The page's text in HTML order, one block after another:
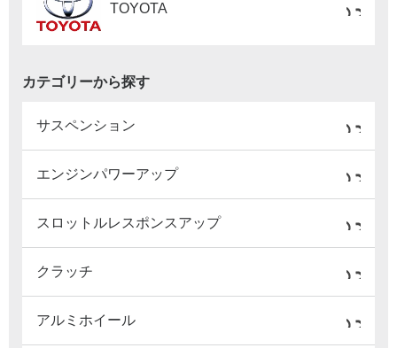
TOYOTA
カテゴリーから探す
サスペンション
エンジンパワーアップ
スロットルレスポンスアップ
クラッチ
アルミホイール